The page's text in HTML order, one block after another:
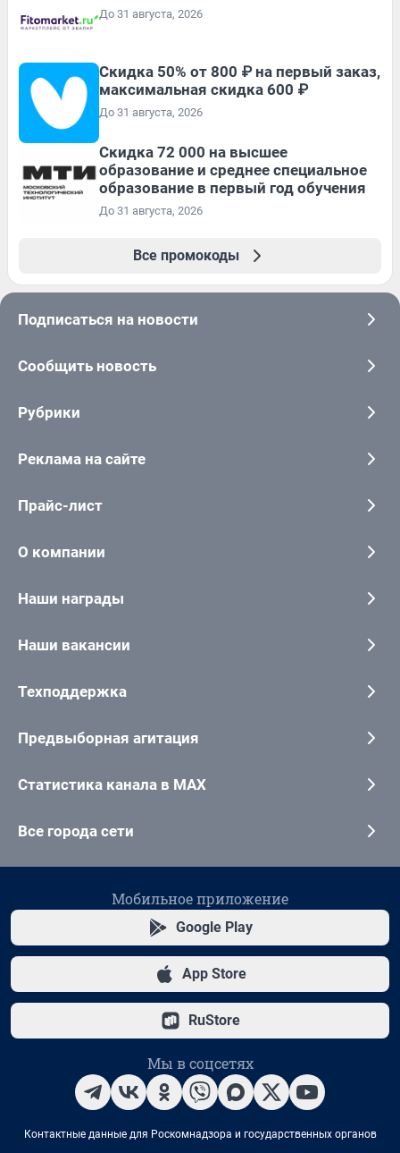
До 31 августа, 2026
Скидка 50% от 800 ₽ на первый заказ,
максимальная скидка 600 ₽
До 31 августа, 2026
Скидка 72 000 на высшее
образование и среднее специальное
образование в первый год обучения
До 31 августа, 2026
Все промокоды
Подписаться на новости
Сообщить новость
Рубрики
Реклама на сайте
Прайс-лист
О компании
Наши награды
Наши вакансии
Техподдержка
Предвыборная агитация
Статистика канала в MAX
Все города сети
Мобильное приложение
Google Play
App Store
RuStore
Мы в соцсетях
Контактные данные для Роскомнадзора и государственных органов